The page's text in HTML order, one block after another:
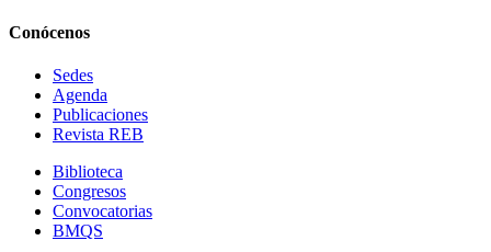
Conócenos
Sedes
Agenda
Publicaciones
Revista REB
Biblioteca
Congresos
Convocatorias
BMQS